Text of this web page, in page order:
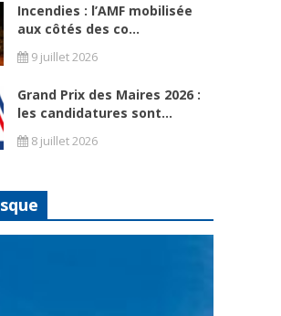
Incendies : l’AMF mobilisée
aux côtés des co...
9 juillet 2026
Grand Prix des Maires 2026 :
les candidatures sont...
8 juillet 2026